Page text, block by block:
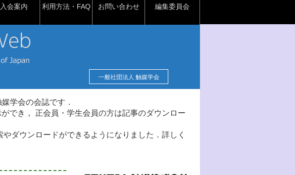
入会案内 利用方法・FAQ お問い合わせ 編集委員会
一般社団法人 触媒学会
学会の会誌です．
でき， 正会員・学生会員の方は記事のダウンロー
ダウンロードができるようになりました．詳しく